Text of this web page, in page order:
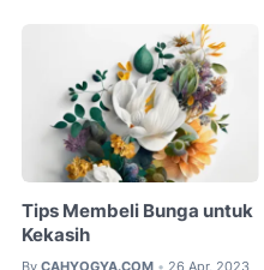
Tips Membeli Bunga untuk
Kekasih
By CAHYOGYA.COM • 26 Apr, 2023